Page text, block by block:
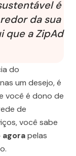
é
da sua
que a ZipAd
do
um desejo, é
você é dono de
de
você sabe
pelas